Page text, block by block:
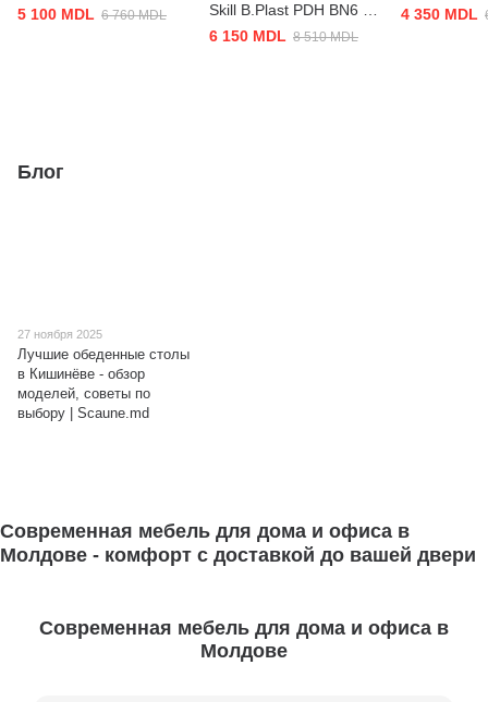
5 100 MDL 6 760 MDL
Skill B.Plast PDH BN6 +
AR12
6 150 MDL 8 510 MDL
4 350 MDL
Блог
27 ноября 2025
Лучшие обеденные столы
в Кишинёве - обзор
моделей, советы по
выбору | Scaune.md
Современная мебель для дома и офиса в
Молдове - комфорт с доставкой до вашей двери
Современная мебель для дома и офиса в
Молдове